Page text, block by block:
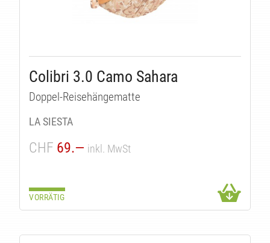
Colibri 3.0 Camo Sahara
Doppel-Reisehängematte
LA SIESTA
CHF 69.— inkl. MwSt
VORRÄTIG